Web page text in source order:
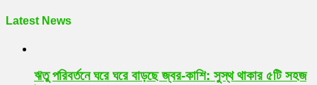
Latest News
ঋতু পরিবর্তনে ঘরে ঘরে বাড়ছে জ্বর-কাশি: সুস্থ থাকার ৫টি সহজ